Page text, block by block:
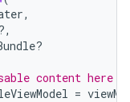
,
content here
=